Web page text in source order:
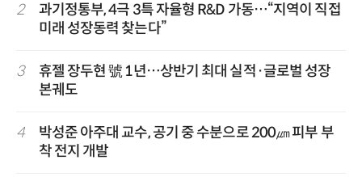
2
과기정통부, 4극 3특 자율형 R&D 가동…“지역이 직접
미래 성장동력 찾는다”
3
휴젤 장두현 號 1년…상반기 최대 실적·글로벌 성장
본궤도
4
박성준 아주대 교수, 공기 중 수분으로 200㎛ 피부 부
착 전지 개발